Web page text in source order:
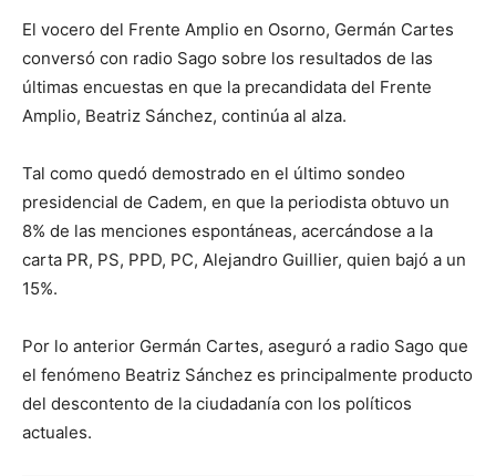
El vocero del Frente Amplio en Osorno, Germán Cartes
conversó con radio Sago sobre los resultados de las
últimas encuestas en que la precandidata del Frente
Amplio, Beatriz Sánchez, continúa al alza.
Tal como quedó demostrado en el último sondeo
presidencial de Cadem, en que la periodista obtuvo un
8% de las menciones espontáneas, acercándose a la
carta PR, PS, PPD, PC, Alejandro Guillier, quien bajó a un
15%.
Por lo anterior Germán Cartes, aseguró a radio Sago que
el fenómeno Beatriz Sánchez es principalmente producto
del descontento de la ciudadanía con los políticos
actuales.